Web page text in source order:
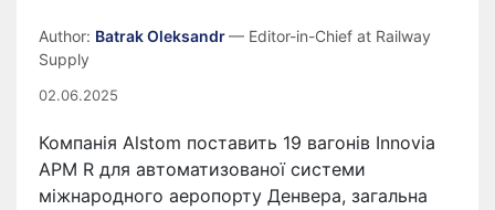
Author: Batrak Oleksandr— Editor-in-Chief at Railway
Supply
02.06.2025
Компанія Alstom поставить 19 вагонів Innovia
APM R для автоматизованої системи
міжнародного аеропорту Денвера, загальна